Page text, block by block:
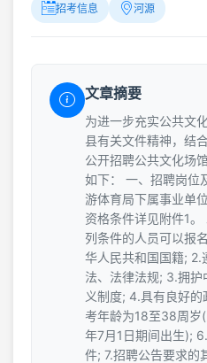
招考信息 河源
文章摘要
为进一步充实公共文
县有关文件精神，结
公开招聘公共文化场
如下： 一、招聘岗位
游体育局下属事业单
资格条件详见附件1
列条件的人员可以报
华人民共和国国籍; 2.
法、法律法规; 3.拥护
义制度; 4.具有良好
考年龄为18至38周
年7月1日期间出生);
件; 7.招聘公告要求的